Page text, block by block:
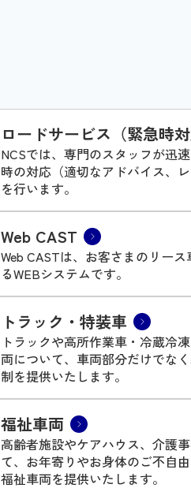
ロードサービス（緊急時対
NCSでは、専門のスタッフが迅
時の対応（適切なアドバイス、
を行います。
Web CAST
Web CASTは、お客さまのリー
るWEBシステムです。
トラック・特装車
トラックや高所作業車・冷蔵冷
両について、車両部分だけでな
制を提供いたします。
福祉車両
高齢者施設やケアハウス、介護
て、お年寄りやお身体のご不自
福祉車両を提供いたします。